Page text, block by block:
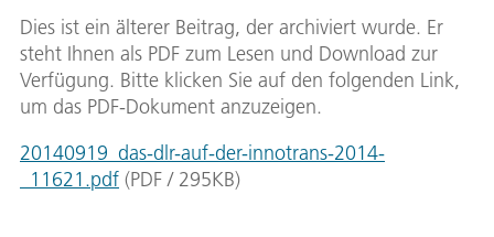
Dies ist ein älterer Beitrag, der archiviert wurde. Er
steht Ihnen als PDF zum Lesen und Download zur
Verfügung. Bitte klicken Sie auf den folgenden Link,
um das PDF-Dokument anzuzeigen.
20140919_das-dlr-auf-der-innotrans-2014-
_11621.pdf (PDF / 295KB)